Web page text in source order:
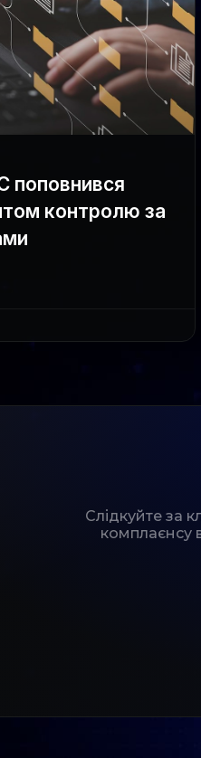
поповнився
контролю за
Слідкуйте за
комплаєнсу